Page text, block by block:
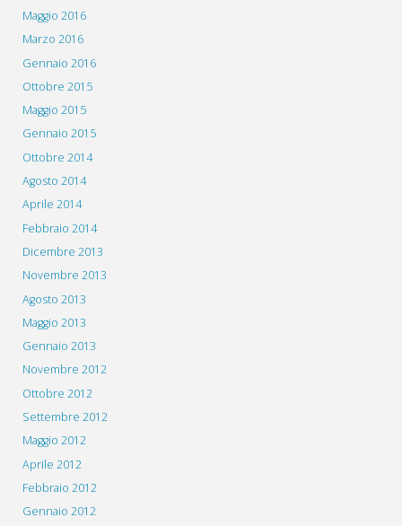
Maggio 2016
Marzo 2016
Gennaio 2016
Ottobre 2015
Maggio 2015
Gennaio 2015
Ottobre 2014
Agosto 2014
Aprile 2014
Febbraio 2014
Dicembre 2013
Novembre 2013
Agosto 2013
Maggio 2013
Gennaio 2013
Novembre 2012
Ottobre 2012
Settembre 2012
Maggio 2012
Aprile 2012
Febbraio 2012
Gennaio 2012